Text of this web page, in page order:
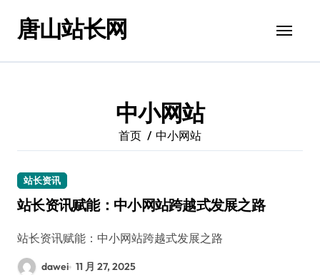
唐山站长网
中小网站
首页 中小网站
站长资讯
站长资讯赋能：中小网站跨越式发展之路
站长资讯赋能：中小网站跨越式发展之路
dawei 11 月 27, 2025